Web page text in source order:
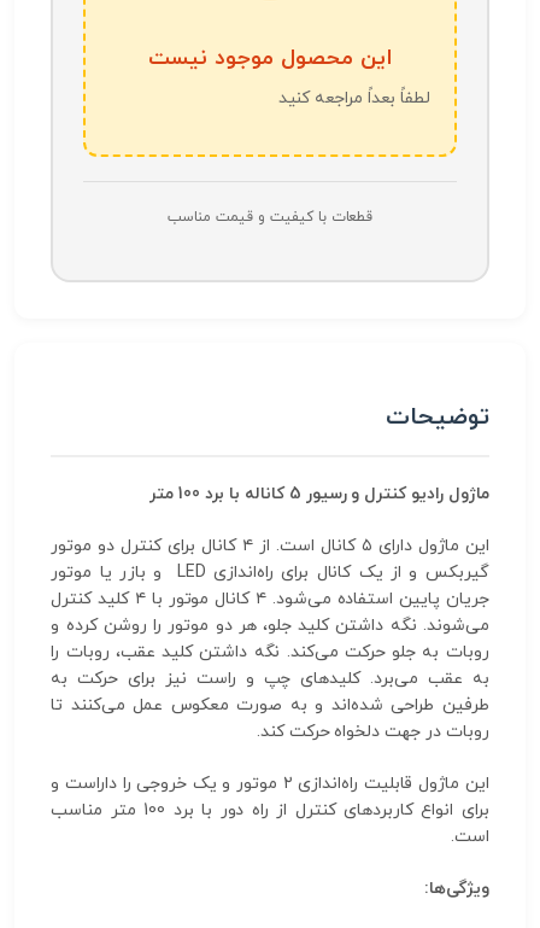
این محصول موجود نیست
لطفاً بعداً مراجعه کنید
قطعات با کیفیت و قیمت مناسب
توضیحات
ماژول رادیو کنترل و رسیور 5 کاناله با برد 100 متر
این ماژول دارای ۵ کانال است. از ۴ کانال برای کنترل دو موتور
گیربکس و از یک کانال برای راه‌اندازی LED و بازر یا موتور
جریان پایین استفاده می‌شود. ۴ کانال موتور با ۴ کلید کنترل
می‌شوند. نگه داشتن کلید جلو، هر دو موتور را روشن کرده و
روبات به جلو حرکت می‌کند. نگه داشتن کلید عقب، روبات را
به عقب می‌برد. کلیدهای چپ و راست نیز برای حرکت به
طرفین طراحی شده‌اند و به صورت معکوس عمل می‌کنند تا
روبات در جهت دلخواه حرکت کند.
این ماژول قابلیت راه‌اندازی ۲ موتور و یک خروجی را داراست و
برای انواع کاربردهای کنترل از راه دور با برد 100 متر مناسب
است.
ویژگی‌ها: